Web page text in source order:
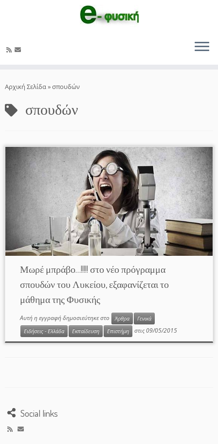
στο
Αρχική Σελίδα»σπουδών
σπουδών
Μωρέ μπράβο…!!!!! στο νέο πρόγραμμα
σπουδών του Λυκείου, εξαφανίζεται το
μάθημα της Φυσικής
Αυτή η εγγραφή δημοσιεύτηκε στο Άρθρα
Γενικά
Ειδήσεις - Ελλάδα
Εκπαίδευση Επιστήμη στις09/05/2015
Social links